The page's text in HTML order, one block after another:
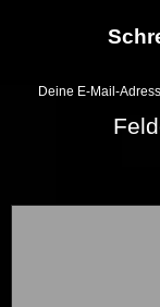
Deine E-Mail-